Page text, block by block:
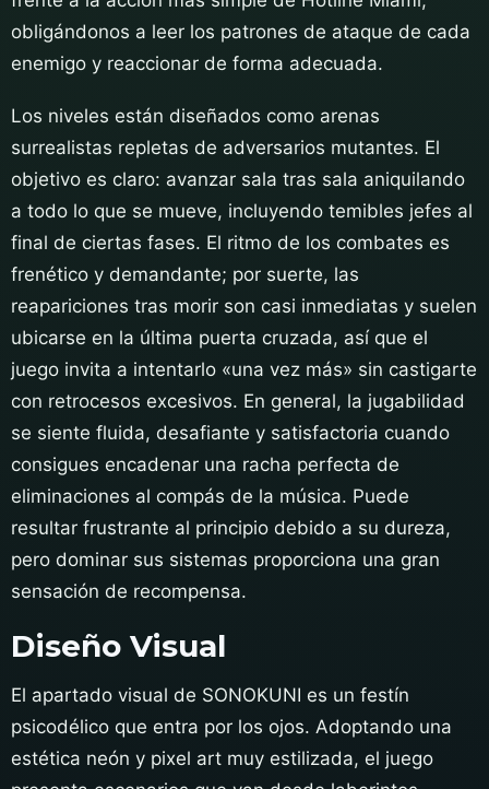
obligándonos a leer los patrones de ataque de cada
enemigo y reaccionar de forma adecuada.
Los niveles están diseñados como arenas
surrealistas repletas de adversarios mutantes. El
objetivo es claro: avanzar sala tras sala aniquilando
a todo lo que se mueve, incluyendo temibles jefes al
final de ciertas fases. El ritmo de los combates es
frenético y demandante; por suerte, las
reapariciones tras morir son casi inmediatas y suelen
ubicarse en la última puerta cruzada, así que el
juego invita a intentarlo «una vez más» sin castigarte
con retrocesos excesivos. En general, la jugabilidad
se siente fluida, desafiante y satisfactoria cuando
consigues encadenar una racha perfecta de
eliminaciones al compás de la música. Puede
resultar frustrante al principio debido a su dureza,
pero dominar sus sistemas proporciona una gran
sensación de recompensa.
Diseño Visual
El apartado visual de SONOKUNI es un festín
psicodélico que entra por los ojos. Adoptando una
estética neón y pixel art muy estilizada, el juego